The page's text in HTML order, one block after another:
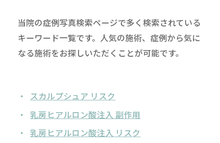
当院の症例写真検索ページで多く検索されている
キーワード一覧です。人気の施術、症例から気に
なる施術をお探しいただくことが可能です。
スカルプシュア リスク
乳房ヒアルロン酸注入 副作用
乳房ヒアルロン酸注入 リスク